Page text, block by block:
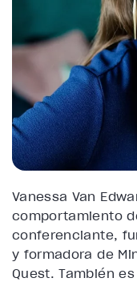
Vanessa Van
comportamiento
conferenciante,
y formadora de
Quest. También